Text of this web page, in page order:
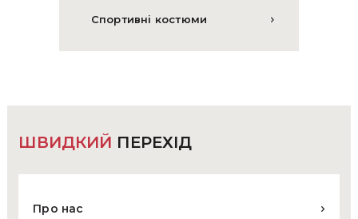
Спортивні костюми
ШВИДКИЙ ПЕРЕХІД
Про нас